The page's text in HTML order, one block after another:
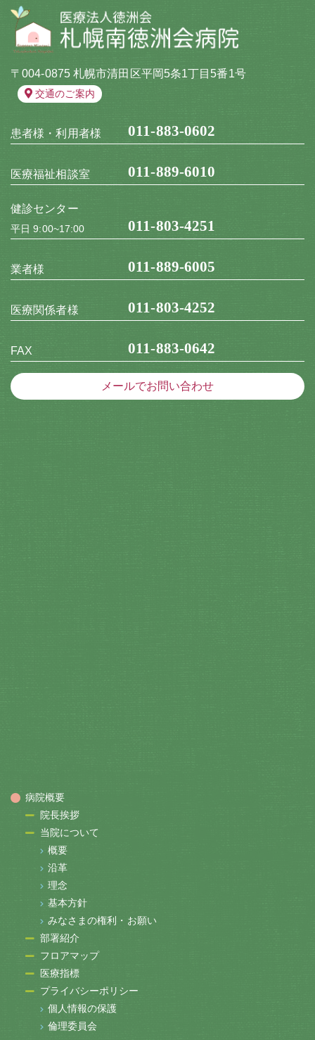
〒004-0875 札幌市清田区平岡5条1丁目5番1号
交通のご案内
患者様・利用者様 011-883-0602
医療福祉相談室 011-889-6010
健診センター
平日 9:00~17:00 011-803-4251
業者様 011-889-6005
医療関係者様 011-803-4252
FAX 011-883-0642
メールでお問い合わせ
病院概要
院長挨拶
当院について
概要
沿革
理念
基本方針
みなさまの権利・お願い
部署紹介
フロアマップ
医療指標
プライバシーポリシー
個人情報の保護
倫理委員会